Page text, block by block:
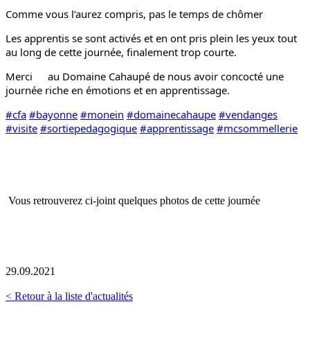
Comme vous l’aurez compris, pas le temps de chômer
Les apprentis se sont activés et en ont pris plein les yeux tout
au long de cette journée, finalement trop courte.
Merci
au Domaine Cahaupé de nous avoir concocté une
journée riche en émotions et en apprentissage.
#cfa #bayonne #monein #domainecahaupe #vendanges
#visite #sortiepedagogique #apprentissage #mcsommellerie
Vous retrouverez ci-joint quelques photos de cette journée
29.09.2021
< Retour à la liste d'actualités